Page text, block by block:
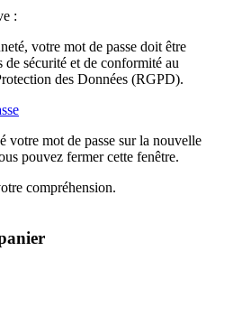
:
votre mot de passe doit être
sécurité et de conformité au
des Données (RGPD).
votre mot de passe sur la nouvelle
pouvez fermer cette fenêtre.
compréhension.